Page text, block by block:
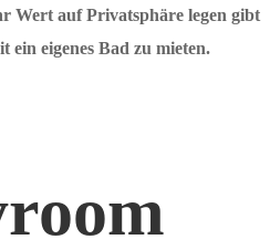
Wert auf Privatsphäre legen gibt
ein eigenes Bad zu mieten.